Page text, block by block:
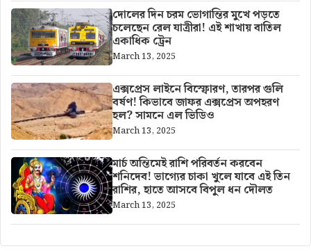
দোলের দিন চরম ভোগান্তির মুখে পড়তে
চলেছেন রেল যাত্রীরা! এই শাখায় বাতিল
একাধিক ট্রেন
March 13, 2025
এক্সপ্রেস লাইনে বিস্ফোরণ, তারপর গুলি
বর্ষণ! কিভাবে জাফর এক্সপ্রেস অপহরণ
হল? সামনে এল ভিডিও
March 13, 2025
মার্চ অন্তিমেই রাশি পরিবর্তন করবেন
শনিদেব! ভাগ্যের চাকা খুলে যাবে এই তিন
রাশির, হাতে আসবে বিপুল ধন দৌলত
March 13, 2025